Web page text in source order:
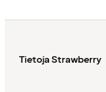
Tietoja Strawberry